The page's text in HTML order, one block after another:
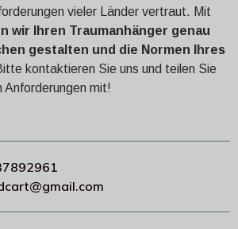
vieler Länder vertraut. Mit
wir Ihren Traumanhänger genau
gestalten und die Normen Ihres
kontaktieren Sie uns und teilen Sie
Anforderungen mit!